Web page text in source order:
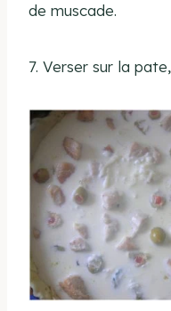
de muscade.
7. Verser sur la